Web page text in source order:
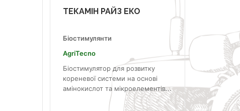
ТЕКАМІН РАЙЗ ЕКО
Біостимулянти
AgriTecno
Біостимулятор для розвитку
кореневої системи на основі
амінокислот та мікроелементів...